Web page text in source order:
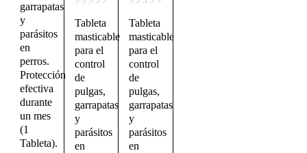
garrapatas
y
parásitos
en
perros.
Protección
efectiva
durante
un mes
(1
Tableta).
Tableta
masticable
para el
control
de
pulgas,
garrapatas
y
parásitos
en
Tableta
masticable
para el
control
de
pulgas,
garrapatas
y
parásitos
en